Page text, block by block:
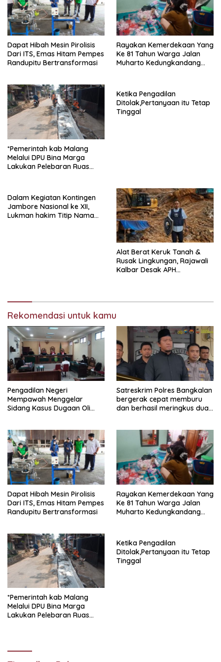
Dapat Hibah Mesin Pirolisis
Dari ITS, Emas Hitam Pempes
Randupitu Bertransformasi
Rayakan Kemerdekaan Yang
Ke 81 Tahun Warga Jalan
Muharto Kedungkandang
*Pemerintah kab Malang
Melalui DPU Bina Marga
Lakukan Pelebaran Ruas
Ketika Pengadilan
Ditolak,Pertanyaan itu Tetap
Tinggal
Dalam Kegiatan Kontingen
Jambore Nasional ke XII,
Lukman hakim Titip Nama
Alat Berat Keruk Tanah &
Rusak Lingkungan, Rajawali
Kalbar Desak APH
Rekomendasi untuk kamu
Pengadilan Negeri
Mempawah Menggelar
Sidang Kasus Dugaan Oli
Penipuan Dari Jaringan
Pemasok PT. DAB
Satreskrim Polres Bangkalan
bergerak cepat memburu
dan berhasil meringkus dua
Sidoarjo dan HP (25) warga
Tulungagung.
Dapat Hibah Mesin Pirolisis
Dari ITS, Emas Hitam Pempes
Randupitu Bertransformasi
Rayakan Kemerdekaan Yang
Ke 81 Tahun Warga Jalan
Muharto Kedungkandang
*Pemerintah kab Malang
Melalui DPU Bina Marga
Lakukan Pelebaran Ruas
Ketika Pengadilan
Ditolak,Pertanyaan itu Tetap
Tinggal